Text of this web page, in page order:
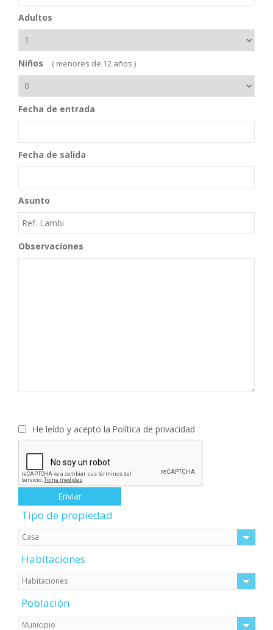
Tipo de propiedad
Habitaciones
Población
Adultos
Niños ( menores de 12 años )
Fecha de entrada
Fecha de salida
Asunto
Observaciones
He leído y acepto la Política de privacidad